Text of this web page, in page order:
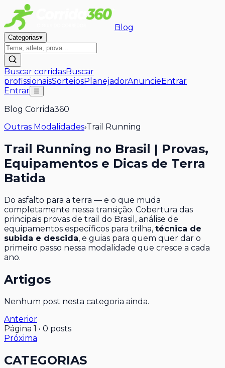
Blog
Categorias▾
Buscar corridasBuscar
profissionaisSorteiosPlanejadorAnuncieEntrar
Entrar ☰
Blog Corrida360
Outras Modalidades›Trail Running
Trail Running no Brasil | Provas,
Equipamentos e Dicas de Terra
Batida
Do asfalto para a terra — e o que muda
completamente nessa transição. Cobertura das
principais provas de trail do Brasil, análise de
equipamentos específicos para trilha, técnica de
subida e descida, e guias para quem quer dar o
primeiro passo nessa modalidade que cresce a cada
ano.
Artigos
Nenhum post nesta categoria ainda.
Anterior
Página 1 • 0 posts
Próxima
CATEGORIAS